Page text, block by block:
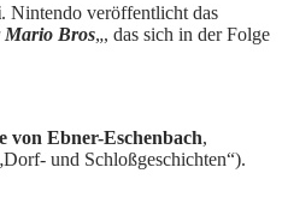
. Nintendo veröffentlicht das
Mario Bros„, das sich in der Folge
von Ebner-Eschenbach,
und Schloßgeschichten“).